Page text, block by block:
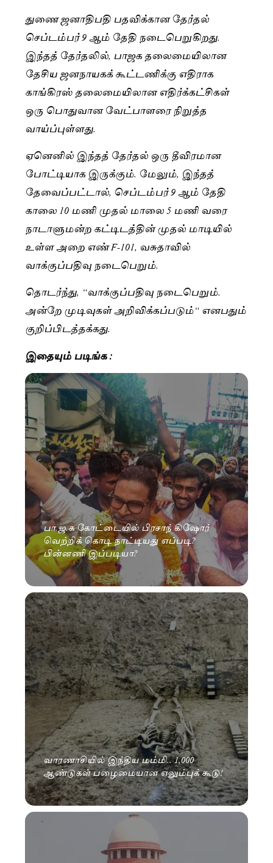
துணை ஜனாதிபதி பதவிக்கான தேர்தல்
செப்டம்பர் 9 ஆம் தேதி நடைபெறுகிறது.
இந்தத் தேர்தலில், பாஜக தலைமையிலான
தேசிய ஜனநாயகக் கூட்டணிக்கு எதிராக
காங்கிரஸ் தலைமையிலான எதிர்க்கட்சிகள்
ஒரு பொதுவான வேட்பாளரை நிறுத்த
வாய்ப்புள்ளது.
ஏனெனில் இந்தத் தேர்தல் ஒரு தீவிரமான
போட்டியாக இருக்கும். மேலும், இந்தத்
தேவைப்பட்டால், செப்டம்பர் 9 ஆம் தேதி
காலை 10 மணி முதல் மாலை 5 மணி வரை
நாடாளுமன்ற கட்டிடத்தின் முதல் மாடியில்
உள்ள அறை எண் F-101, வசுதாவில்
வாக்குப்பதிவு நடைபெறும்.
தொடர்ந்து, “வாக்குப்பதிவு நடைபெறும்.
அன்றே முடிவுகள் அறிவிக்கப்படும்“ எனபதும்
குறிப்பிடத்தக்கது.
இதையும் படிங்க :
பா.ஜ.க கோட்டையில் பிரசாந் கிஷோர்
வெற்றிக் கொடி நாட்டியது எப்படி?
பின்னணி இப்படியா?
வாரணாசியில் இந்திய மம்மி.. 1,000
ஆண்டுகள் பழைமையான எலும்புக் கூடு!